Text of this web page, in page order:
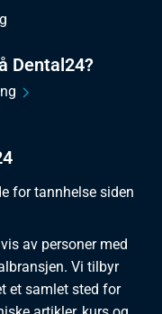
for tannhelse siden
av personer med
Vi tilbyr
et samlet sted for
Dental24?